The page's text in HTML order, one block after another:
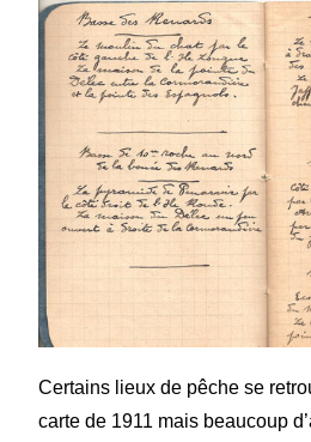
Certains lieux de pêche se
carte de 1911 mais beaucoup